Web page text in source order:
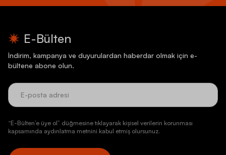
E-Bülten
İndirim, kampanya ve duyurulardan haberdar olmak için e-
bültene abone olun.
“E-Bülten’e üye ol” düğmesine tıklayarak kişisel verilerin korunması
kapsamında aydınlatma metnini kabul etmiş olursunuz.